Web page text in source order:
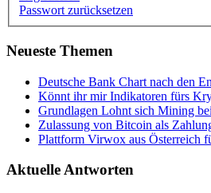
Passwort zurücksetzen
Neueste Themen
Deutsche Bank Chart nach den
Könnt ihr mir Indikatoren fürs
Grundlagen Lohnt sich Mining
Zulassung von Bitcoin als
Plattform Virwox aus Österreich
Aktuelle Antworten